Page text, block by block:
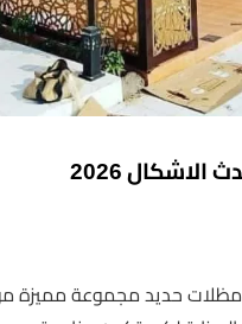
2026
مظلات حديد مجموعة مميزة